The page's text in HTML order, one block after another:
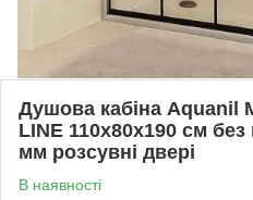
Душова кабіна Aquanil
LINE 110х80х190 см
мм розсувні двері
В наявності